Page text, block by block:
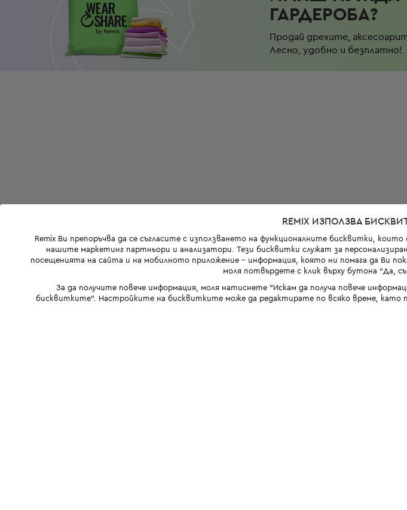
ГАРДЕРОБА?
Продай дрехите,
Лесно, удобно и безплатно!
REMIX ИЗПОЛЗВА
Remix Ви препоръчва да се съгласите с използването на функционалните бисквитки,
нашите маркетинг партньори и анализатори. Тези бисквитки служат за
посещенията на сайта и на мобилното приложение - информация, която ни помага да Ви
моля потвърдете с клик върху бутона “Да,
За да получите повече информация, моля натиснете "Искам да получа повече
бисквитките". Настройките на бисквитките може да редактирате по всяко време, като